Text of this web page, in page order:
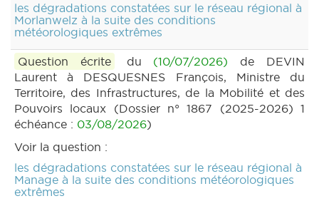
les dégradations constatées sur le réseau régional à
Morlanwelz à la suite des conditions
météorologiques extrêmes
Question écrite du (10/07/2026) de DEVIN
Laurent à DESQUESNES François, Ministre du
Territoire, des Infrastructures, de la Mobilité et des
Pouvoirs locaux (Dossier n° 1867 (2025-2026) 1
échéance : 03/08/2026)
Voir la question :
les dégradations constatées sur le réseau régional à
Manage à la suite des conditions météorologiques
extrêmes